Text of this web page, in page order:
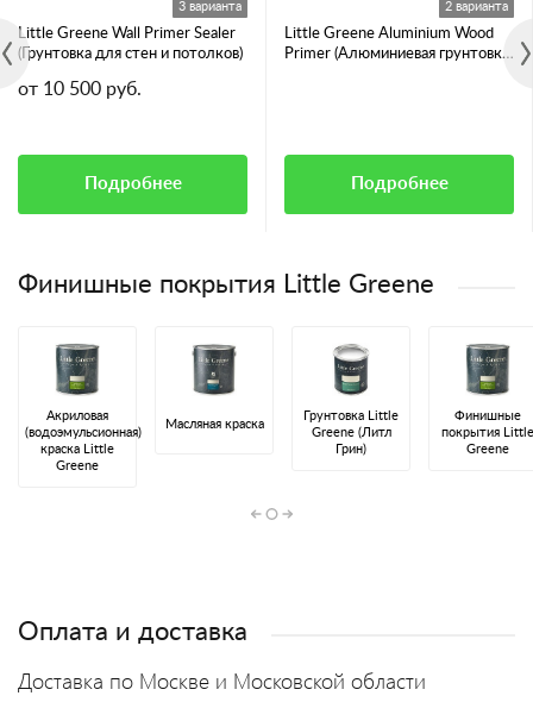
3 варианта
Little Greene Wall Primer Sealer
(Грунтовка для стен и потолков)
от 10 500 руб.
Подробнее
2 варианта
Little Greene Aluminium Wood
Primer (Алюминиевая грунтовка
Подробнее
Финишные покрытия Little Greene
Акриловая
(водоэмульсионная)
краска Little
Greene
Масляная краска
Грунтовка Little
Greene (Литл
Грин)
Финишные
покрытия Little
Greene
Оплата и доставка
Доставка по Москве и Московской области